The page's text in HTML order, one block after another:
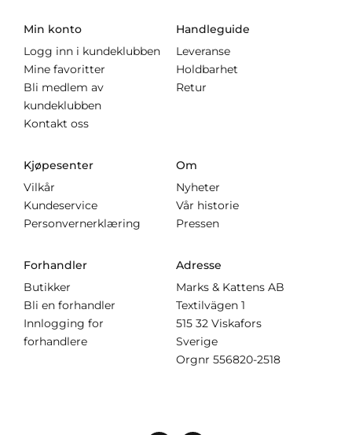
Min konto
Logg inn i kundeklubben
Mine favoritter
Bli medlem av
kundeklubben
Kontakt oss
Handleguide
Leveranse
Holdbarhet
Retur
Kjøpesenter
Vilkår
Kundeservice
Personvernerklæring
Om
Nyheter
Vår historie
Pressen
Forhandler
Butikker
Bli en forhandler
Innlogging for
forhandlere
Adresse
Marks & Kattens AB
Textilvägen 1
515 32 Viskafors
Sverige
Orgnr 556820-2518